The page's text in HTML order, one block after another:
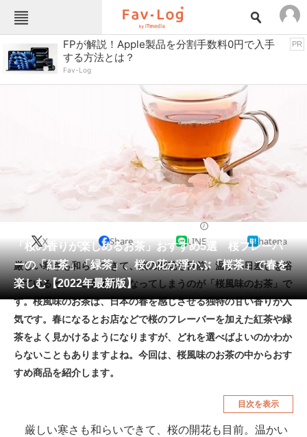
Fav-Logカテゴリー一覧
TOP
インテリア・収納 おもちゃ・ホビー
キッチン家電
ゲーム
スイーツ・お菓子
スポーツ・レジャー スマホ・携帯電話
ファッション
ペット 家電
工具・DIY 本・DVD・CD
生活家電 生活用品
空調・季節家電 美容・コスメ
腕時計 車・バイク
釣り具・釣り用品
FPが解説！Apple製品を分割手数料0円で入手
する方法とは？
Fav-Log
PR
「桜の香りが楽しめるお茶」おすすめ5選 桜フレーバ
ーの「紅茶」「緑茶」、桜の花が浮かぶ「桜茶」で春を
楽しむ【2022年最新版】
X Share LINE hatena
厳しい寒さも和らいできて、桜の開花も目前。温かい日差しを浴
びていると、つい飲みたくなってしまうのが「桜風味のお茶」で
す。桜風味のお茶は、日本の春を感じさせる独特の甘い香りが人
気です。春になるとお店などで桜のフレーバーを加えた紅茶や緑
茶をよく見かけるようになりますが、どれを選べばよいのかわか
らないこともありますよね。今回は、桜風味のお茶の中からおす
すめ商品を紹介します。
目次を表示
厳しい寒さも和らいできて、桜の開花も目前。温かい